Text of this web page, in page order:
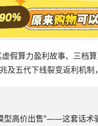
假算力盈利故事、三档
五代下线裂变返利机制
型高价出售”——这套话术